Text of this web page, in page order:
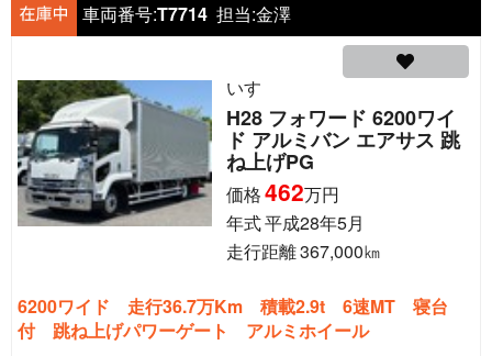
車両番号:T7714 担当:金澤
いすゞ
H28 フォワード 6200ワイ
ド アルミバン エアサス 跳
ね上げPG
価格462万円
年式平成28年5月
走行距離367,000㎞
6200ワイド 走行36.7万Km 積載2.9t 6速MT 寝台
付 跳ね上げパワーゲート アルミホイール